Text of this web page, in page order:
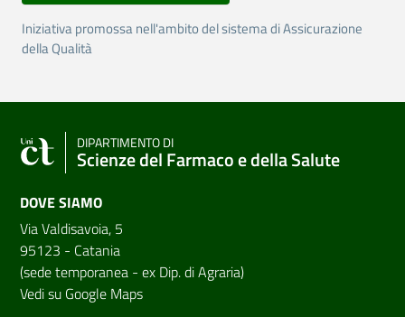
Iniziativa promossa nell'ambito del sistema di Assicurazione
della Qualità
DIPARTIMENTO DI
Scienze del Farmaco e della Salute
DOVE SIAMO
Via Valdisavoia, 5
95123 - Catania
(sede temporanea - ex Dip. di Agraria)
Vedi su Google Maps